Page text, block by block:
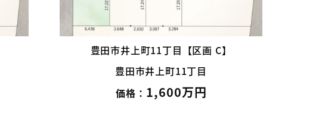
豊田市井上町11丁目【区画 8】
豊田市井上町11丁目
価格： 2,120万円